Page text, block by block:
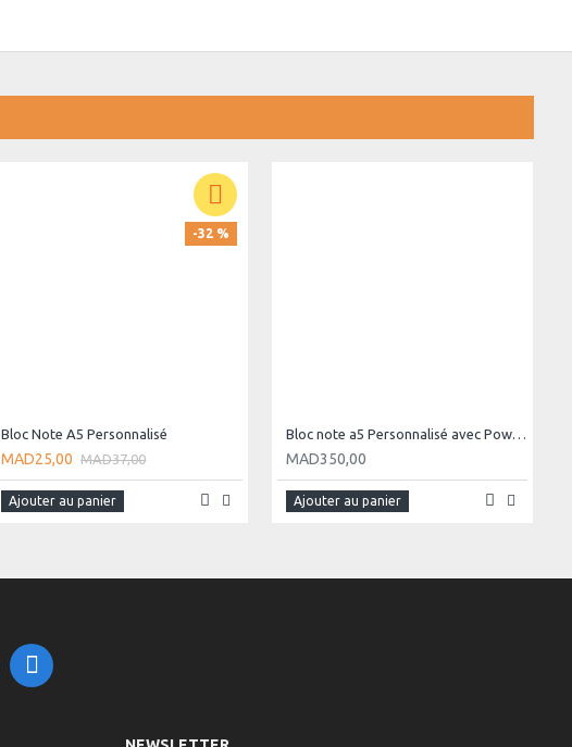
-32 %
Bloc Note A5 Personnalisé
MAD25,00 MAD37,00
Ajouter au panier
Bloc note a5 Personnalisé avec Power Bank
MAD350,00
Ajouter au panier